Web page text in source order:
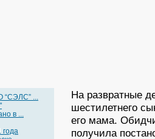
“СЭЛС” ...
в ...
На развратные
шестилетнего
его мама.
получила